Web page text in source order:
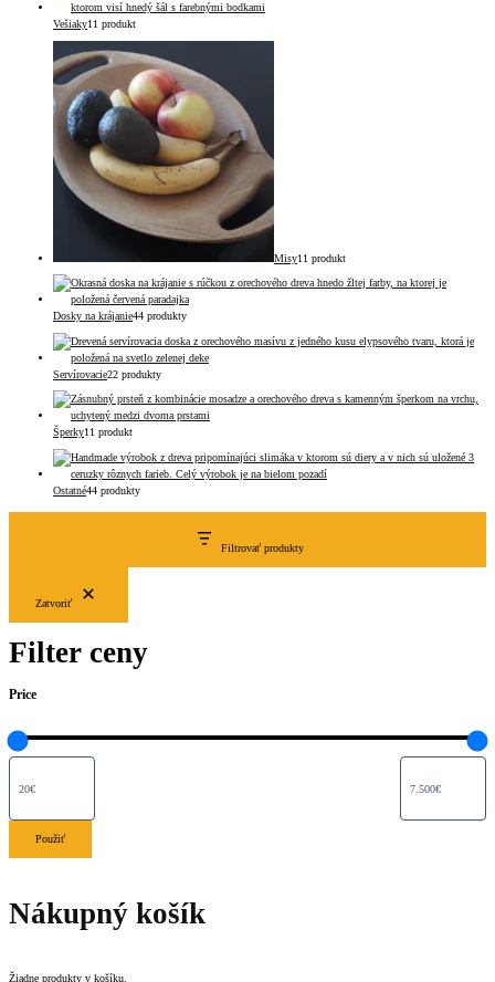
Vešiaky11 produkt
Misy1 1 produkt
Dosky na krájanie44 produkty
Servírovacie22 produkty
Šperky11 produkt
Ostatné44 produkty
Filtrovať produkty
Zatvoriť
Filter ceny
Price
Použiť
Nákupný košík
Žiadne produkty v košíku.